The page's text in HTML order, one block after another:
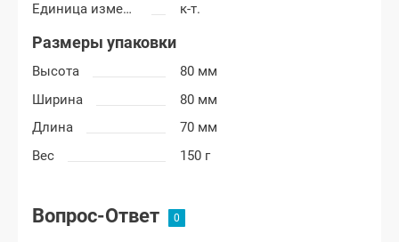
Единица измерения
к-т.
Размеры упаковки
Высота
80 мм
Ширина
80 мм
Длина
70 мм
Вес
150 г
Вопрос-Ответ